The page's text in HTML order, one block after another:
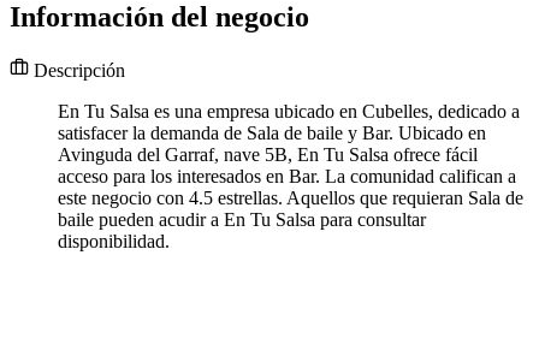
Información del negocio
Descripción
En Tu Salsa es una empresa ubicado en Cubelles, dedicado a
satisfacer la demanda de Sala de baile y Bar. Ubicado en
Avinguda del Garraf, nave 5B, En Tu Salsa ofrece fácil
acceso para los interesados en Bar. La comunidad califican a
este negocio con 4.5 estrellas. Aquellos que requieran Sala de
baile pueden acudir a En Tu Salsa para consultar
disponibilidad.